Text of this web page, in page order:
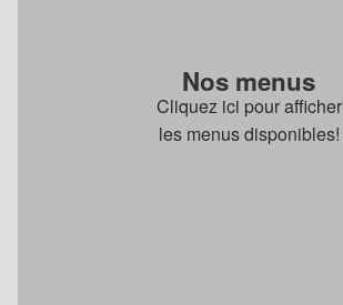
Nos menus
Cliquez ici pour afficher
les menus disponibles!